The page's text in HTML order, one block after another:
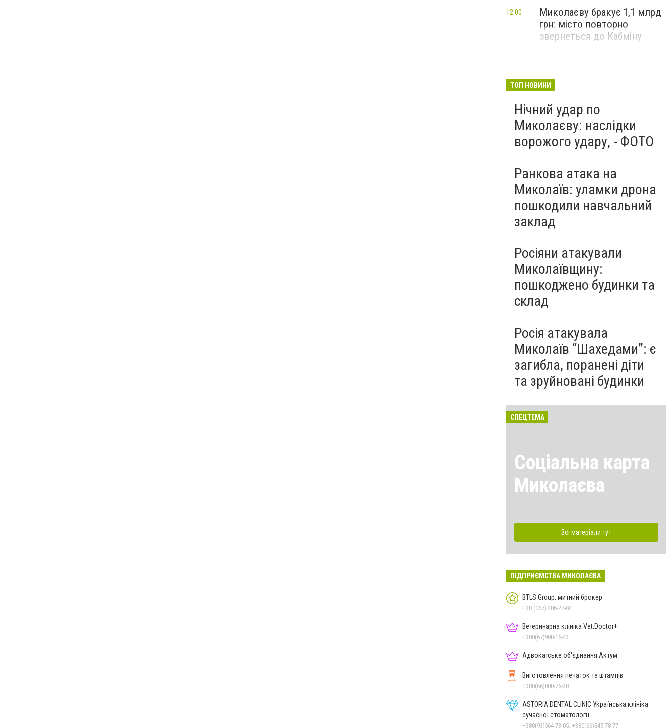
Миколаєву бракує 1,1 млрд
грн: місто повторно
звернеться до Кабміну
12:00
ТОП НОВИНИ
Нічний удар по
Миколаєву: наслідки
ворожого удару, - ФОТО
Ранкова атака на
Миколаїв: уламки дрона
пошкодили навчальний
заклад
Росіяни атакували
Миколаївщину:
пошкоджено будинки та
склад
Росія атакувала
Миколаїв “Шахедами”: є
загибла, поранені діти
та зруйновані будинки
СПЕЦТЕМА
Соціальна карта
Миколаєва
Всі матеріали тут
ПІДПРИЄМСТВА МИКОЛАЄВА
BTLS Group, митний брокер
+38 (067) 286-27-84
Ветеринарна клініка Vet.Doctor+
+380(67)900-15-43
Адвокатське об'єднання Актум
Виготовлення печаток та штампів
+380(66)000-76-28
ASTORIA DENTAL CLINIC Українська клініка
сучасної стоматології
+380(93)564-73-05, +380(66)845-78-77